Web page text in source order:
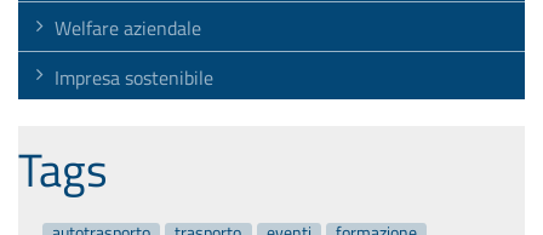
Welfare aziendale
Impresa sostenibile
Tags